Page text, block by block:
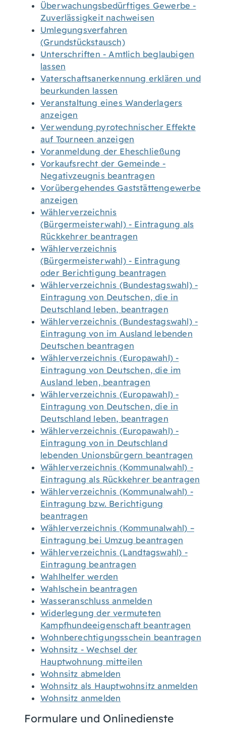
Überwachungsbedürftiges Gewerbe -
Zuverlässigkeit nachweisen
Umlegungsverfahren
(Grundstückstausch)
Unterschriften - Amtlich beglaubigen
lassen
Vaterschaftsanerkennung erklären und
beurkunden lassen
Veranstaltung eines Wanderlagers
anzeigen
Verwendung pyrotechnischer Effekte
auf Tourneen anzeigen
Voranmeldung der Eheschließung
Vorkaufsrecht der Gemeinde -
Negativzeugnis beantragen
Vorübergehendes Gaststättengewerbe
anzeigen
Wählerverzeichnis
(Bürgermeisterwahl) - Eintragung als
Rückkehrer beantragen
Wählerverzeichnis
(Bürgermeisterwahl) - Eintragung
oder Berichtigung beantragen
Wählerverzeichnis (Bundestagswahl) -
Eintragung von Deutschen, die in
Deutschland leben, beantragen
Wählerverzeichnis (Bundestagswahl) -
Eintragung von im Ausland lebenden
Deutschen beantragen
Wählerverzeichnis (Europawahl) -
Eintragung von Deutschen, die im
Ausland leben, beantragen
Wählerverzeichnis (Europawahl) -
Eintragung von Deutschen, die in
Deutschland leben, beantragen
Wählerverzeichnis (Europawahl) -
Eintragung von in Deutschland
lebenden Unionsbürgern beantragen
Wählerverzeichnis (Kommunalwahl) -
Eintragung als Rückkehrer beantragen
Wählerverzeichnis (Kommunalwahl) -
Eintragung bzw. Berichtigung
beantragen
Wählerverzeichnis (Kommunalwahl) –
Eintragung bei Umzug beantragen
Wählerverzeichnis (Landtagswahl) -
Eintragung beantragen
Wahlhelfer werden
Wahlschein beantragen
Wasseranschluss anmelden
Widerlegung der vermuteten
Kampfhundeeigenschaft beantragen
Wohnberechtigungsschein beantragen
Wohnsitz - Wechsel der
Hauptwohnung mitteilen
Wohnsitz abmelden
Wohnsitz als Hauptwohnsitz anmelden
Wohnsitz anmelden
Formulare und Onlinedienste